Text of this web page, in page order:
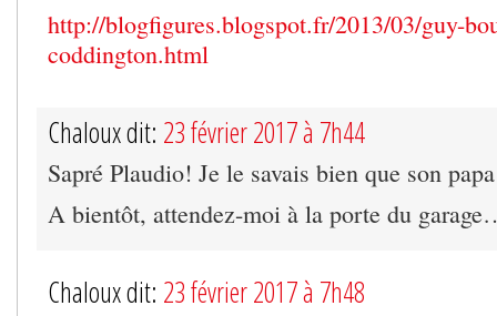
http://blogfigures.blogspot.fr/2013/03/guy-
coddington.html
Chaloux dit: 23 février 2017 à 7h44
Sapré Plaudio! Je le savais bien que son
A bientôt, attendez-moi à la porte du
Chaloux dit: 23 février 2017 à 7h48